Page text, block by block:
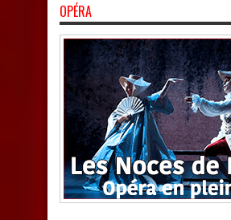
OPÉRA